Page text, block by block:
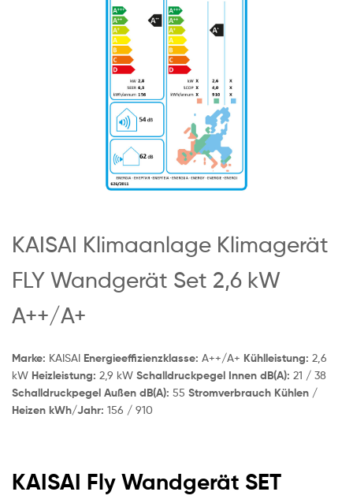
KAISAI Klimaanlage Klimagerät
FLY Wandgerät Set 2,6 kW
A++/A+
Marke: KAISAI Energieeffizienzklasse: A++/A+ Kühlleistung: 2,6
kW Heizleistung: 2,9 kW Schalldruckpegel Innen dB(A): 21 / 38
Schalldruckpegel Außen dB(A)‍: 55 Stromverbrauch Kühlen /
Heizen kWh/Jahr: 156 / 910
KAISAI Fly Wandgerät SET